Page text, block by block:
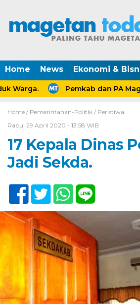
Home News Ekonomi &
Warga. Pemkab dan PA
Home / Pemerintahan-Politik / Peristiwa
Rabu, 29 April 2020 - 13:58 WIB
17 Kepala Dinas
Jadi Sekda.